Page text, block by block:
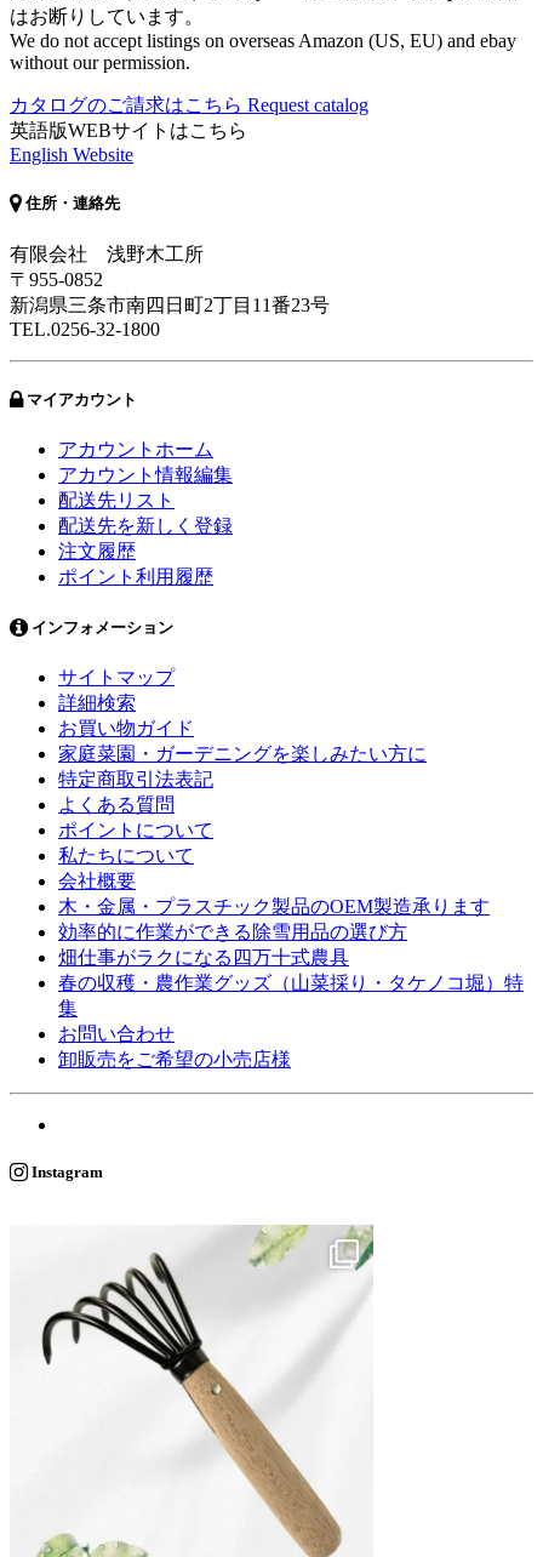
はお断りしています。
We do not accept listings on overseas Amazon (US, EU) and ebay
without our permission.
カタログのご請求はこちら Request catalog
英語版WEBサイトはこちら
English Website
住所・連絡先
有限会社 浅野木工所
〒955-0852
新潟県三条市南四日町2丁目11番23号
TEL.0256-32-1800
マイアカウント
アカウントホーム
アカウント情報編集
配送先リスト
配送先を新しく登録
注文履歴
ポイント利用履歴
インフォメーション
サイトマップ
詳細検索
お買い物ガイド
家庭菜園・ガーデニングを楽しみたい方に
特定商取引法表記
よくある質問
ポイントについて
私たちについて
会社概要
木・金属・プラスチック製品のOEM製造承ります
効率的に作業ができる除雪用品の選び方
畑仕事がラクになる四万十式農具
春の収穫・農作業グッズ（山菜採り・タケノコ堀）特
集
お問い合わせ
卸販売をご希望の小売店様
Instagram